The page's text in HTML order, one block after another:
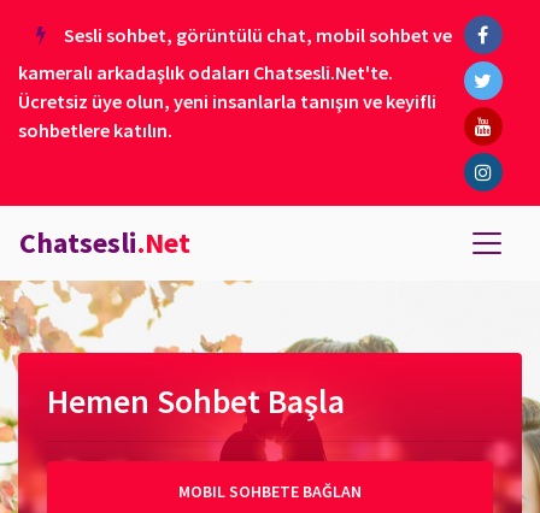
Sesli sohbet, görüntülü chat, mobil sohbet ve
kameralı arkadaşlık odaları Chatsesli.Net'te.
Ücretsiz üye olun, yeni insanlarla tanışın ve keyifli
sohbetlere katılın.
Chatsesli.Net
Hemen Sohbet Başla
MOBIL SOHBETE BAĞLAN